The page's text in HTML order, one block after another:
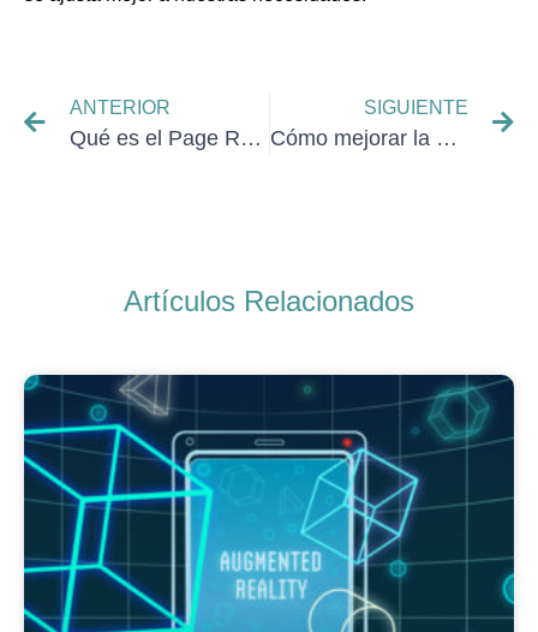
ANTERIOR
Qué es el Page Rank y cómo mejorarlo
SIGUIENTE
Cómo mejorar la experiencia de usuario
Artículos Relacionados